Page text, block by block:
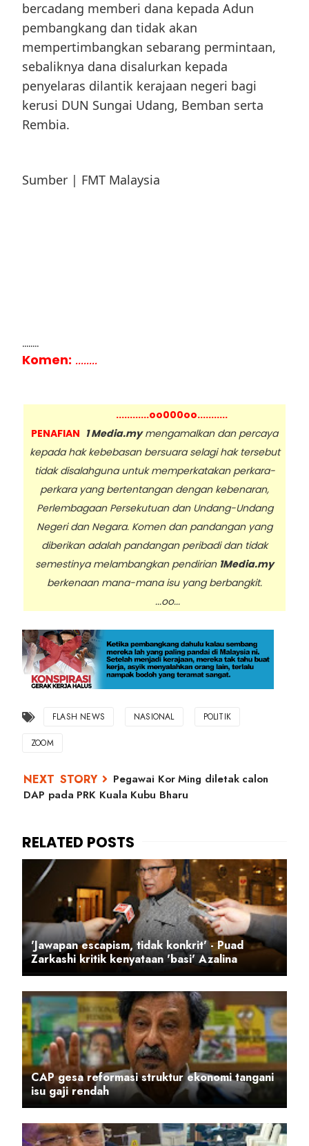
bercadang memberi dana kepada Adun
pembangkang dan tidak akan
mempertimbangkan sebarang permintaan,
sebaliknya dana disalurkan kepada
penyelaras dilantik kerajaan negeri bagi
kerusi DUN Sungai Udang, Bemban serta
Rembia.
Sumber | FMT Malaysia
........
Komen: ........
............oo000oo...........
PENAFIAN 1 Media.mymengamalkan dan percaya
kepada hak kebebasan bersuara selagi hak tersebut
tidak disalahguna untuk memperkatakan perkara-
perkara yang bertentangan dengan kebenaran,
Perlembagaan Persekutuan dan Undang-Undang
Negeri dan Negara. Komen dan pandangan yang
diberikan adalah pandangan peribadi dan tidak
semestinya melambangkan pendirian 1Media.my
berkenaan mana-mana isu yang berbangkit.
...oo...
FLASH NEWS NASIONAL POLITIK
ZOOM
Pegawai Kor Ming diletak calon
DAP pada PRK Kuala Kubu Bharu
'Jawapan escapism, tidak konkrit' - Puad
Zarkashi kritik kenyataan 'basi' Azalina
CAP gesa reformasi struktur ekonomi tangani
isu gaji rendah